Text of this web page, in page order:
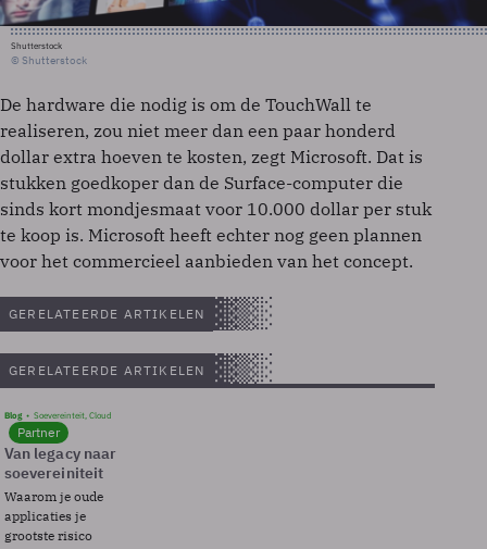
Shutterstock
© Shutterstock
De hardware die nodig is om de TouchWall te
realiseren, zou niet meer dan een paar honderd
dollar extra hoeven te kosten, zegt Microsoft. Dat is
stukken goedkoper dan de Surface-computer die
sinds kort mondjesmaat voor 10.000 dollar per stuk
te koop is. Microsoft heeft echter nog geen plannen
voor het commercieel aanbieden van het concept.
GERELATEERDE ARTIKELEN
GERELATEERDE ARTIKELEN
Blog Soevereinteit, Cloud
Partner
Van legacy naar
soevereiniteit
Waarom je oude
applicaties je
grootste risico